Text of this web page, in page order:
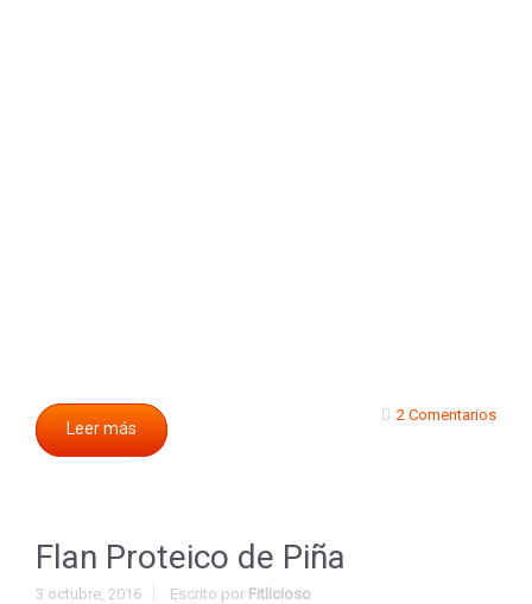
Leer más
2 Comentarios
Flan Proteico de Piña
3 octubre, 2016 Escrito por Fitlicioso